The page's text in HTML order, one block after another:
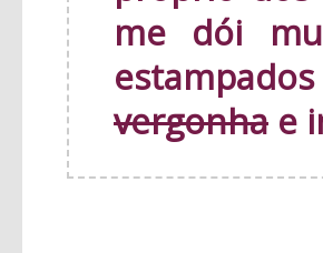
me dói
vergonha e